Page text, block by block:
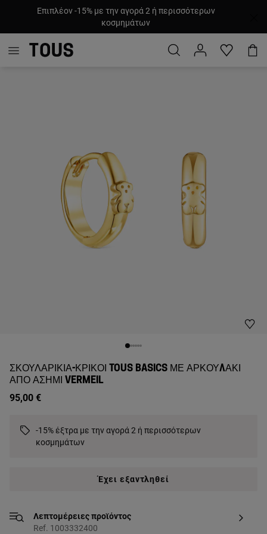
Επιπλέον -15% με την αγορά 2 ή περισσότερων
κοσμημάτων
ΣΚΟΥΛΑΡΊΚΙΑ-ΚΡΊΚΟΙ TOUS BASICS ΜΕ ΑΡΚΟΥΔΆΚΙ
ΑΠΌ ΑΣΉΜΙ VERMEIL
95,00 €
-15% έξτρα με την αγορά 2 ή περισσότερων
κοσμημάτων
Έχει εξαντληθεί
Λεπτομέρειες προϊόντος
Ref. 1003332400